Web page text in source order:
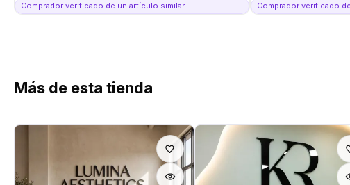
Comprador verificado de un artículo similar Comprador verificado
Más de esta tienda